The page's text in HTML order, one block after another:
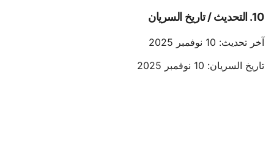
10. التحديث / تاريخ السريان
آخر تحديث: 10 نوفمبر 2025
تاريخ السريان: 10 نوفمبر 2025